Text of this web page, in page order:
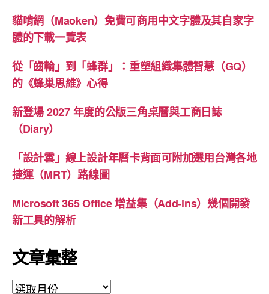
貓啃網（Maoken）免費可商用中文字體及其自家字
體的下載一覽表
從「齒輪」到「蜂群」：重塑組織集體智慧（GQ）
的《蜂巢思維》心得
新登場 2027 年度的公版三角桌曆與工商日誌
（Diary）
「設計雲」線上設計年曆卡背面可附加選用台灣各地
捷運（MRT）路線圖
Microsoft 365 Office 增益集（Add-ins）幾個開發
新工具的解析
文章彙整
文